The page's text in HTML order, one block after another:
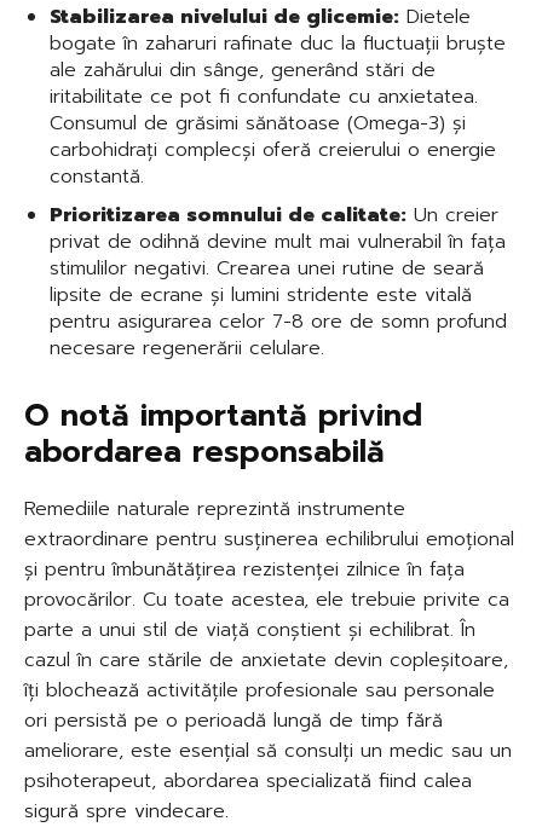
Stabilizarea nivelului de glicemie: Dietele
bogate în zaharuri rafinate duc la fluctuații bruște
ale zahărului din sânge, generând stări de
iritabilitate ce pot fi confundate cu anxietatea.
Consumul de grăsimi sănătoase (Omega-3) și
carbohidrați complecși oferă creierului o energie
constantă.
Prioritizarea somnului de calitate: Un creier
privat de odihnă devine mult mai vulnerabil în fața
stimulilor negativi. Crearea unei rutine de seară
lipsite de ecrane și lumini stridente este vitală
pentru asigurarea celor 7-8 ore de somn profund
necesare regenerării celulare.
O notă importantă privind
abordarea responsabilă
Remediile naturale reprezintă instrumente
extraordinare pentru susținerea echilibrului emoțional
și pentru îmbunătățirea rezistenței zilnice în fața
provocărilor. Cu toate acestea, ele trebuie privite ca
parte a unui stil de viață conștient și echilibrat. În
cazul în care stările de anxietate devin copleșitoare,
îți blochează activitățile profesionale sau personale
ori persistă pe o perioadă lungă de timp fără
ameliorare, este esențial să consulți un medic sau un
psihoterapeut, abordarea specializată fiind calea
sigură spre vindecare.